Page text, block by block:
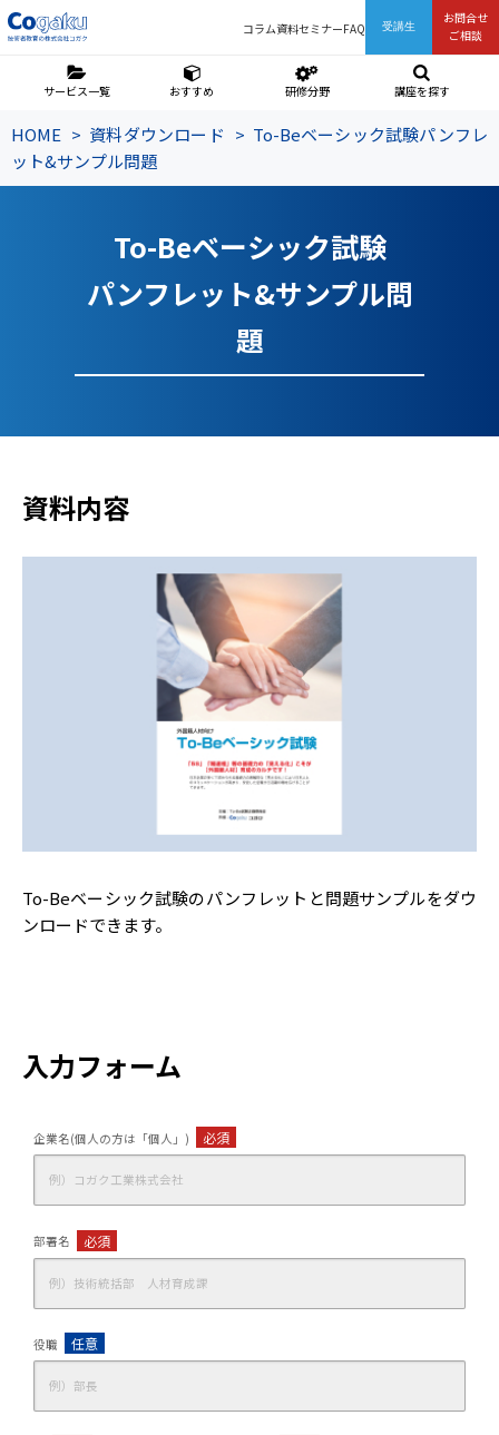
コラム資料セミナーFAQ 受講生
お問合せ
ご相談
サービス一覧 おすすめ 研修分野 講座を探す
HOME 資料ダウンロード
To-Beベーシック試験パンフレ
ット&サンプル問題
To-Beベーシック試験
パンフレット&サンプル問
題
資料内容
To-Beベーシック試験のパンフレットと問題サンプルをダウ
ンロードできます。
入力フォーム
企業名(個人の方は「個人」) 必須
部署名 必須
役職 任意